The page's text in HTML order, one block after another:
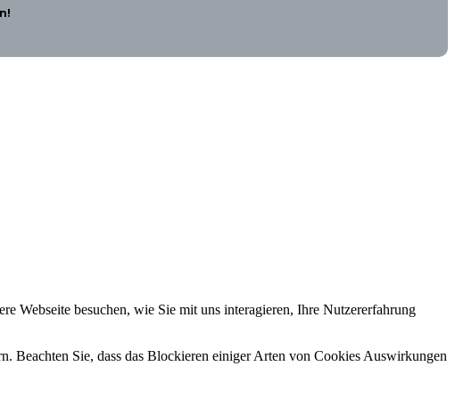
Webseite besuchen, wie Sie mit uns interagieren, Ihre Nutzererfahrung
Beachten Sie, dass das Blockieren einiger Arten von Cookies Auswirkungen